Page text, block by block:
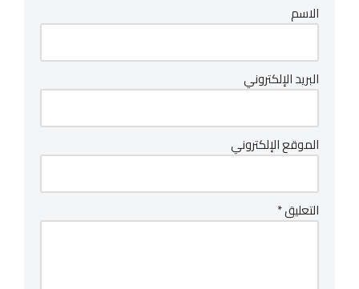
الاسم
البريد الإلكتروني
الموقع الإلكتروني
التعليق*